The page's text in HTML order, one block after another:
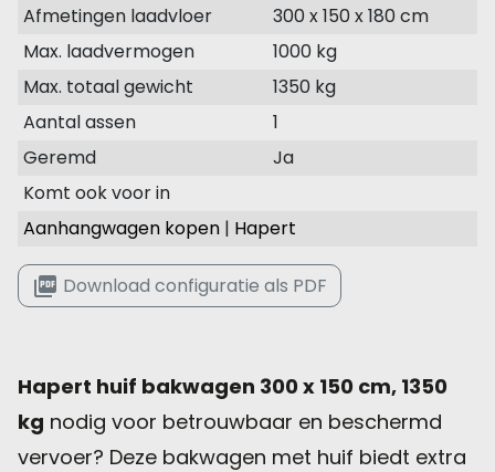
Afmetingen laadvloer
300 x 150 x 180 cm
Max. laadvermogen
1000 kg
Max. totaal gewicht
1350 kg
Aantal assen
1
Geremd
Ja
Komt ook voor in
Aanhangwagen kopen| Hapert
picture_as_pdf Download configuratie als PDF
Hapert huif bakwagen 300 x 150 cm, 1350
kg nodig voor betrouwbaar en beschermd
vervoer? Deze bakwagen met huif biedt extra